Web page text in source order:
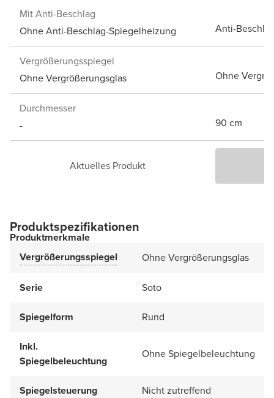
Mit Anti-Beschlag
Ohne Anti-Beschlag-Spiegelheizung
Anti-
Vergrößerungsspiegel
Ohne Vergrößerungsglas
Ohne
Durchmesser
-
90 cm
Aktuelles Produkt
Produktspezifikationen
Produktmerkmale
Vergrößerungsspiegel
Ohne Vergrößerungsglas
Serie Soto
Spiegelform Rund
Inkl.
Spiegelbeleuchtung
Ohne Spiegelbeleuchtung
Spiegelsteuerung Nicht zutreffend